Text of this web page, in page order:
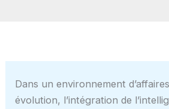
Dans un environnement
évolution, l’intégration de